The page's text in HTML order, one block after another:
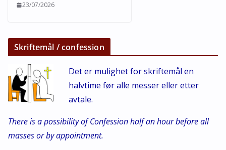
23/07/2026
Skriftemål / confession
Det er mulighet for skriftemål en
halvtime før alle messer eller etter
avtale.
There is a possibility of Confession half an hour before all
masses or by appointment.